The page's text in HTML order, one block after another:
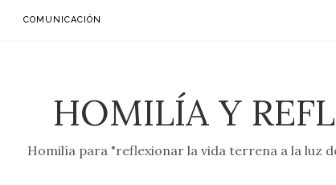
HOMILÍA Y
Homilía para "reflexionar la vida terrena a la luz
COMUNICACIÓN